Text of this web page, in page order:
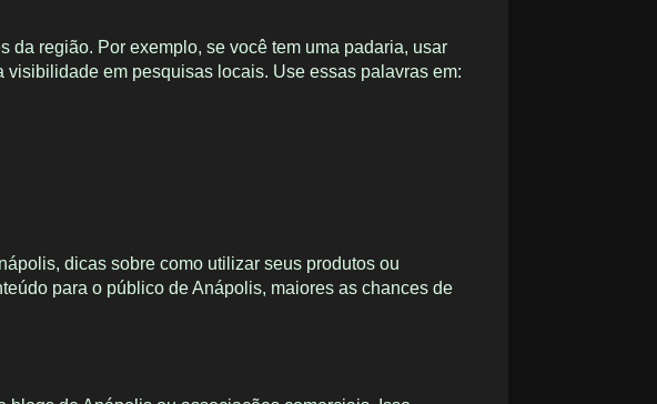
da região. Por exemplo, se você tem uma padaria, usar
visibilidade em pesquisas locais. Use essas palavras em:
dicas sobre como utilizar seus produtos ou
para o público de Anápolis, maiores as chances de